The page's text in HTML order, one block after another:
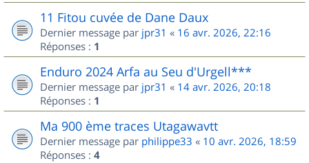
11 Fitou cuvée de Dane Daux
Dernier message par jpr31 « 16 avr. 2026, 22:16
Réponses : 1
Enduro 2024 Arfa au Seu d'Urgell***
Dernier message par jpr31 « 14 avr. 2026, 20:18
Réponses : 1
Ma 900 ème traces Utagawavtt
Dernier message par philippe33 « 10 avr. 2026, 18:59
Réponses : 4